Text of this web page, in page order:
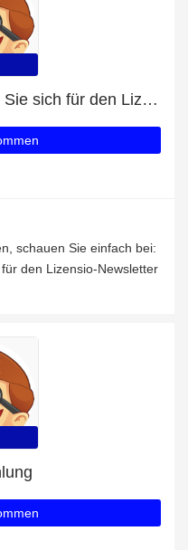
Exklusive Angebote, wenn Sie sich für den Lizensio-Newsletter anmelden
schauen Sie einfach bei:
den Lizensio-Newsletter